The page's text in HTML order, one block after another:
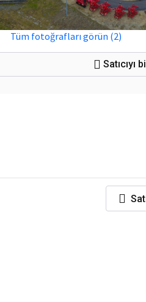
Tüm fotoğrafları görün (2)
Satıcıyı